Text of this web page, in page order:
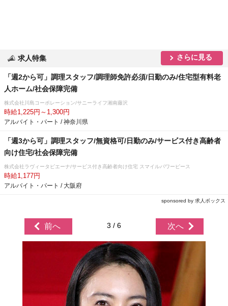
求人特集 さらに見る
「週2から可」調理スタッフ/調理師免許必須/日勤のみ/住宅型有料老
人ホーム/社会保障完備
株式会社川島コーポレーション/サニーライフ湘南藤沢
時給1,225円～1,300円
アルバイト・パート / 神奈川県
「週3から可」調理スタッフ/無資格可/日勤のみ/サービス付き高齢者
向け住宅/社会保障完備
株式会社ラヴィータピエーナ/サービス付き高齢者向け住宅 スマイルパワーピース
時給1,177円
アルバイト・パート / 大阪府
sponsored by 求人ボックス
前へ 3 / 6 次へ